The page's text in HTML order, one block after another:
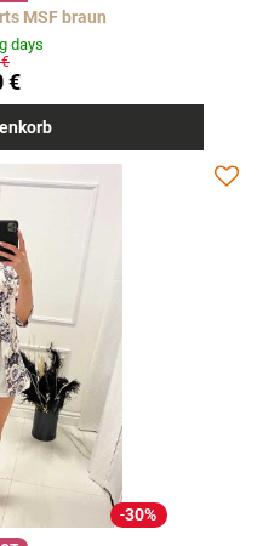
MSF braun
days
€
30%